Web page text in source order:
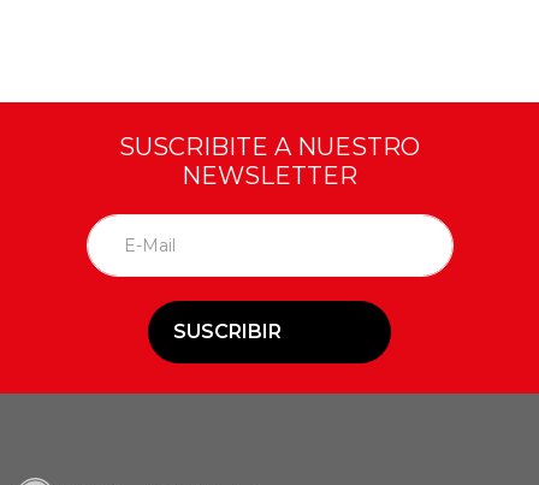
SUSCRIBITE A NUESTRO
NEWSLETTER
SUSCRIBIR